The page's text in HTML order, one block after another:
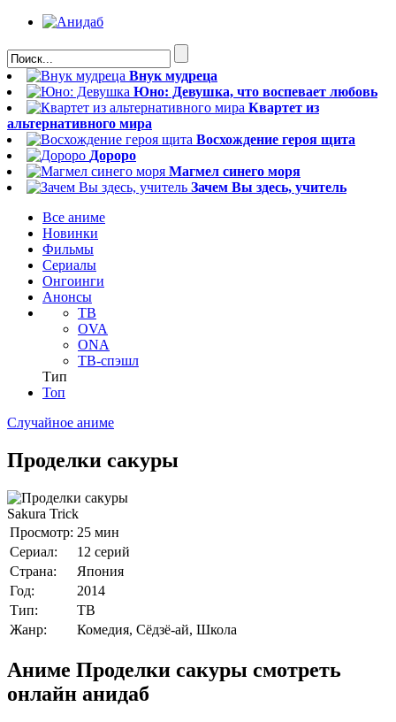
Внук мудреца
Юно: Девушка, что воспевает любовь
Квартет из
альтернативного мира
Восхождение героя щита
Дороро
Магмел синего моря
Зачем Вы здесь, учитель
Все аниме
Новинки
Фильмы
Сериалы
Онгоинги
Анонсы
ТВ
OVA
ONA
ТВ-спэшл
Тип
Топ
Случайное аниме
Проделки сакуры
Sakura Trick
Просмотр: 25 мин
Сериал:
12 серий
Страна:
Япония
Год:
2014
Тип:
ТВ
Жанр:
Комедия, Сёдзё-ай, Школа
Аниме Проделки сакуры смотреть
онлайн анидаб